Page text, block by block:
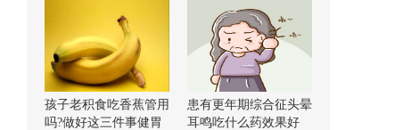
孩子老积食吃香蕉管用
吗?做好这三件事健胃
患有更年期综合征头晕
耳鸣吃什么药效果好